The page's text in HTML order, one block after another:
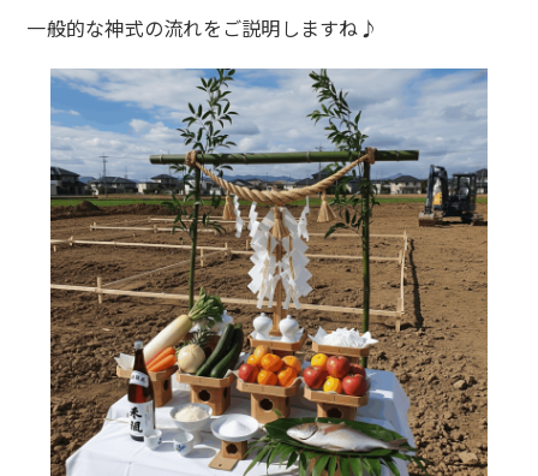
一般的な神式の流れをご説明しますね♪